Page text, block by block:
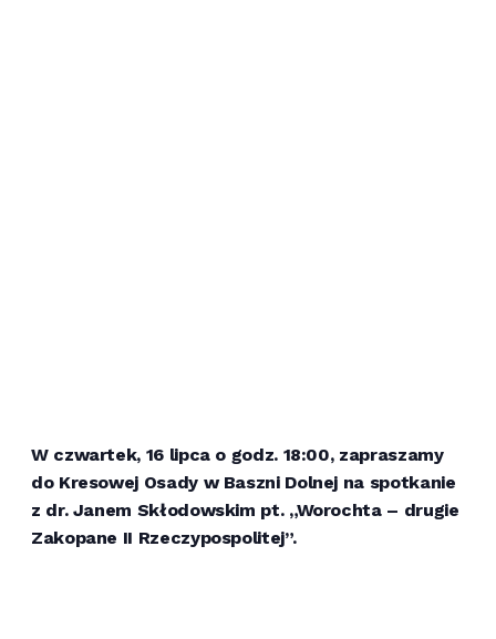
W czwartek, 16 lipca o godz. 18:00, zapraszamy
do Kresowej Osady w Baszni Dolnej na spotkanie
z dr. Janem Skłodowskim pt. „Worochta – drugie
Zakopane II Rzeczypospolitej”.